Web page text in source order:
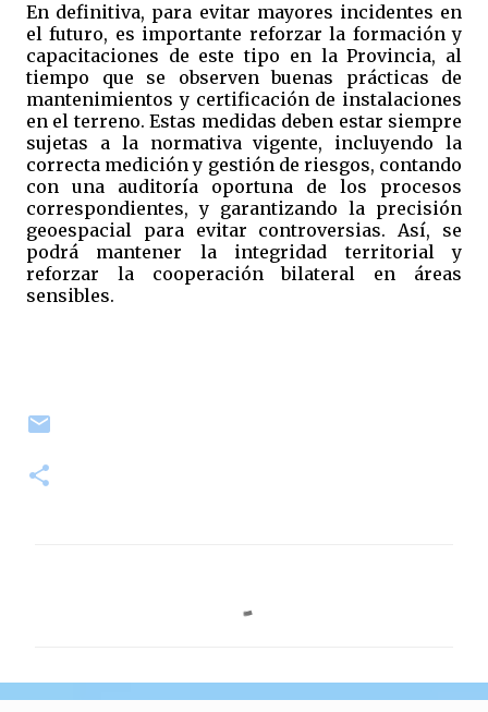
En definitiva, para evitar mayores incidentes en
el futuro, es importante reforzar la formación y
capacitaciones de este tipo en la Provincia, al
tiempo que se observen buenas prácticas de
mantenimientos y certificación de instalaciones
en el terreno. Estas medidas deben estar siempre
sujetas a la normativa vigente, incluyendo la
correcta medición y gestión de riesgos, contando
con una auditoría oportuna de los procesos
correspondientes, y garantizando la precisión
geoespacial para evitar controversias. Así, se
podrá mantener la integridad territorial y
reforzar la cooperación bilateral en áreas
sensibles.
n